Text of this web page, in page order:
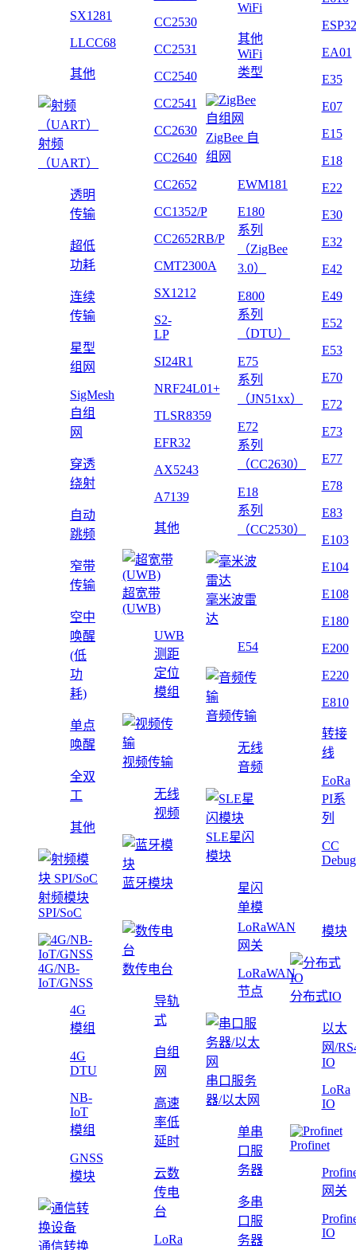
SX1281
LLCC68
其他
射频
（UART）
透明
传输
超低
功耗
连续
传输
星型
组网
SigMesh
自组
网
穿透
绕射
自动
跳频
窄带
传输
空中
唤醒
(低
功
耗)
单点
唤醒
全双
工
其他
射频模块
SPI/SoC
CC2530
CC2531
CC2540
CC2541
CC2630
CC2640
CC2652
CC1352/P
CC2652RB/P
CMT2300A
SX1212
S2-
LP
SI24R1
NRF24L01+
TLSR8359
EFR32
AX5243
A7139
其他
超宽带
(UWB)
UWB
测距
定位
模组
视频传输
无线
视频
蓝牙模块
WiFi
其他
WiFi
类型
ZigBee 自
组网
EWM181
E180
系列
（ZigBee
3.0）
E800
系列
（DTU）
E75
系列
（JN51xx）
E72
系列
（CC2630）
E18
系列
（CC2530）
毫米波雷
达
E54
音频传输
无线
音频
SLE星闪
模块
星闪
单模
ESP32
EA01
E35
E07
E15
E18
E22
E30
E32
E42
E49
E52
E53
E70
E72
E73
E77
E78
E83
E103
E104
E108
E180
E200
E220
E810
转接
线
EoRa
PI系
列
CC
4G/NB-
IoT/GNSS
4G
模组
4G
DTU
NB-
IoT
模组
GNSS
模块
通信转换
数传电台
导轨
式
自组
网
高速
率低
延时
云数
传电
台
LoRa
LoRaWAN
网关
LoRaWAN
节点
串口服务
器/以太网
单串
口服
务器
多串
口服
务器
模块
分布式IO
以太
网/
IO
LoRa
IO
Profinet
网关
IO